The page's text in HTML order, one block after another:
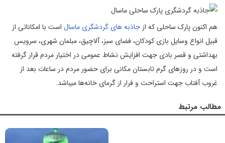
هم اکنون پارک ساحلی که از جاذبه های گردشگری ماسال است با امکاناتی از
قبیل انواع وسایل بازی کودکان، فضای سبز، آلاچیق، مبلمان شهری، سرویس
بهداشتی و قصر بادی جهت افزایش نشاط عمومی در اختیار مردم قرار گرفته
است و در روزهای گرم تابستان مکانی برای حضور مردم در ساعات بعد از
غروب آفتاب جهت استراحت و فرار از گرمای خانه‌ها میباشد.
مطالب مرتبط